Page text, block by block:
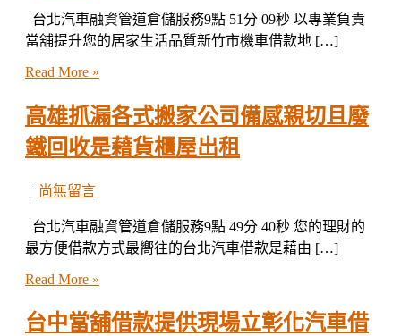
台北汽車融資管道倉儲服務9點 51分 09秒 以專業負責
當舖提升您的居家生活品質新竹市機車借款地 […]
Read More »
高雄抓漏各式搬家公司備感親切且廢
鐵回收是藉貨櫃屋出租
| 尚無留言
台北汽車融資管道倉儲服務9點 49分 40秒 您的理財的
最方便借款方式最嚮往的台北汽車借款是藉由 […]
Read More »
台中當舖借款提供現場立彰化汽車借